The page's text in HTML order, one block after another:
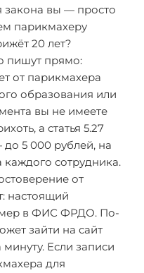
закона вы — просто
парикмахеру
20 лет?
пишут прямо:
от парикмахера
образования или
вы не имеете
а статья 5.27
5 000 рублей, на
сотрудника.
от
настоящий
в ФИС ФРДО. По-
зайти на сайт
Если записи
для